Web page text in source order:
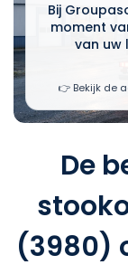
Bij
moment
van uw
👉 Bekijk de
De
(3980)